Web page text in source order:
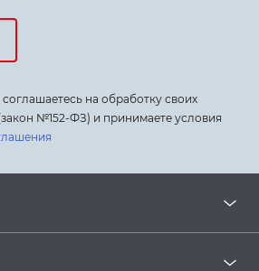
на обработку своих
№152-ФЗ) и принимаете условия